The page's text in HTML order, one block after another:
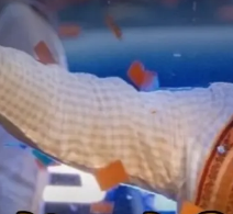
कार्रवाई, रांची-लखनऊ से पांच
बड़ी कार्रवाई, अखिलेश सिंह के
हत्थे चढ़े, खदेड़कर किया गिरफ्तार
अलर्ट दूसरी खबर जनगणना-2027
को लेकर सत्ता पक्ष की रणनीति